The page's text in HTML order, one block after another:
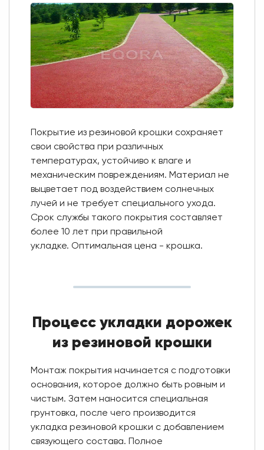
Покрытие из резиновой крошки сохраняет
свои свойства при различных
температурах, устойчиво к влаге и
механическим повреждениям. Материал не
выцветает под воздействием солнечных
лучей и не требует специального ухода.
Срок службы такого покрытия составляет
более 10 лет при правильной
укладке. Оптимальная цена - крошка.
Процесс укладки дорожек
из резиновой крошки
Монтаж покрытия начинается с подготовки
основания, которое должно быть ровным и
чистым. Затем наносится специальная
грунтовка, после чего производится
укладка резиновой крошки с добавлением
связующего состава. Полное